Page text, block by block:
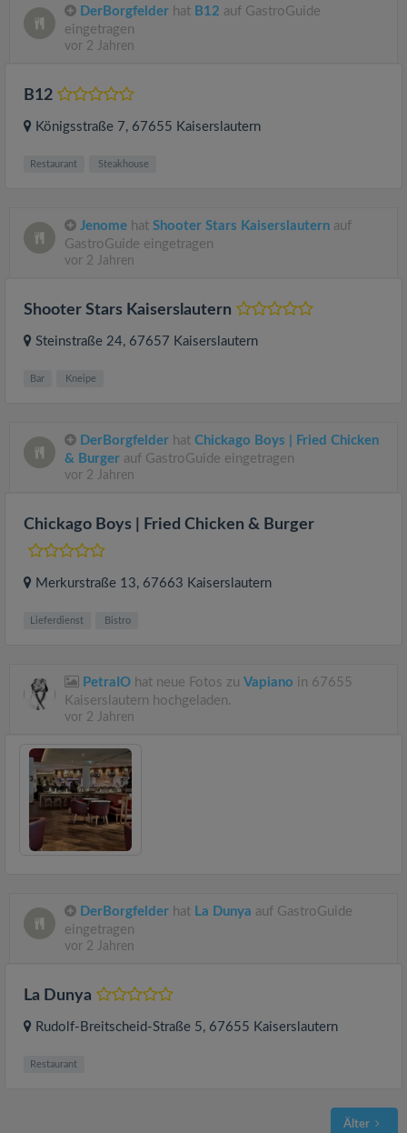
DerBorgfelder hat B12 auf GastroGuide
eingetragen
vor 2 Jahren
B12
Königsstraße 7, 67655 Kaiserslautern
Restaurant Steakhouse
Jenome hat Shooter Stars Kaiserslautern auf
GastroGuide eingetragen
vor 2 Jahren
Shooter Stars Kaiserslautern
Steinstraße 24, 67657 Kaiserslautern
Bar Kneipe
DerBorgfelder hat Chickago Boys | Fried Chicken
& Burger auf GastroGuide eingetragen
vor 2 Jahren
Chickago Boys | Fried Chicken & Burger
Merkurstraße 13, 67663 Kaiserslautern
Lieferdienst Bistro
PetraIO hat neue Fotos zu Vapiano in 67655
Kaiserslautern hochgeladen.
vor 2 Jahren
DerBorgfelder hat La Dunya auf GastroGuide
eingetragen
vor 2 Jahren
La Dunya
Rudolf-Breitscheid-Straße 5, 67655 Kaiserslautern
Restaurant
Älter